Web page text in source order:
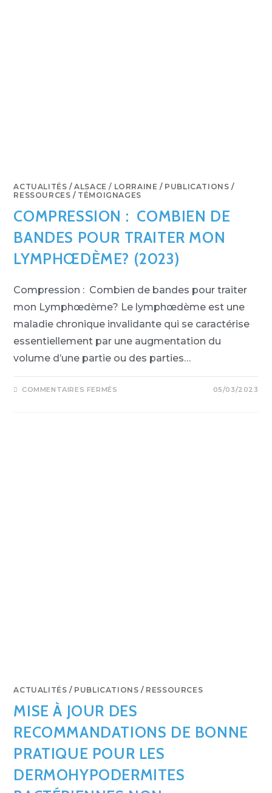
ACTUALITÉS /ALSACE / LORRAINE / PUBLICATIONS /
RESSOURCES / TÉMOIGNAGES
COMPRESSION : COMBIEN DE
BANDES POUR TRAITER MON
LYMPHŒDÈME? (2023)
Compression : Combien de bandes pour traiter
mon Lymphœdème? Le lymphœdème est une
maladie chronique invalidante qui se caractérise
essentiellement par une augmentation du
volume d’une partie ou des parties…
COMMENTAIRES FERMÉS 05/03/2023
ACTUALITÉS / PUBLICATIONS / RESSOURCES
MISE À JOUR DES
RECOMMANDATIONS DE BONNE
PRATIQUE POUR LES
DERMOHYPODERMITES